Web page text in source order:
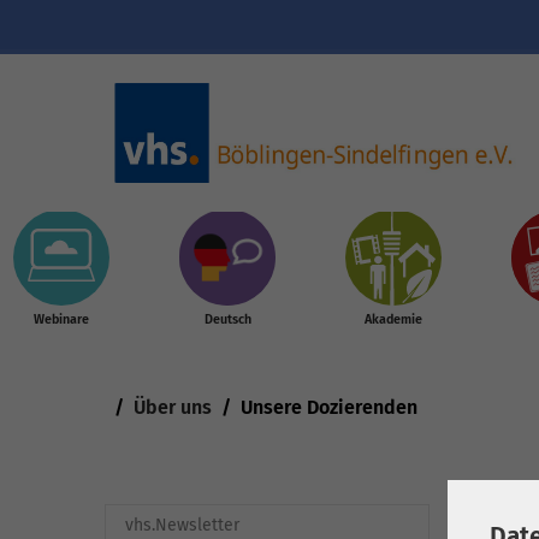
Webinare Deutsch Akademie
You are here:
Über uns Unsere Dozierenden
vhs.Newsletter